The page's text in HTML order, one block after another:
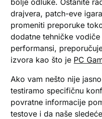
drajvera, patch-eve
promeniti preporuke
dodatne tehničke
performansi,
izvora kao što je PC
Ako vam nešto nije
testiramo specifičnu
povratne informacije
testove i da naše